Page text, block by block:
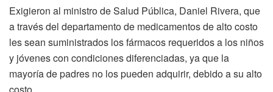
Exigieron al ministro de Salud Pública, Daniel Rivera, que
a través del departamento de medicamentos de alto costo
les sean suministrados los fármacos requeridos a los niños
y jóvenes con condiciones diferenciadas, ya que la
mayoría de padres no los pueden adquirir, debido a su alto